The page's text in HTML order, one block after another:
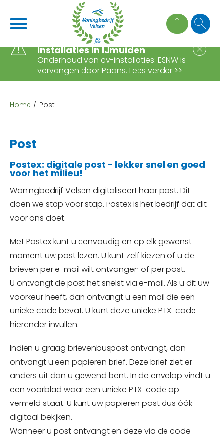
Naar hoofdinhoud
Naar hoofdnavigatiemenu
Naar zoeken
Naar de homepage
Ga naar Hoofd
Wijziging onderhoud cv-
installaties in IJmuiden
Onderhoud van cv-installaties: ESNW is
vervangen door Paans. Lees verder >>
Home Post
Post
Postex: digitale post - lekker snel en goed
voor het milieu!
Woningbedrijf Velsen digitaliseert haar post. Dit
doen we stap voor stap. Postex is het bedrijf dat dit
voor ons doet.
Met Postex kunt u eenvoudig en op elk gewenst
moment uw post lezen. U kunt zelf kiezen of u de
brieven per e-mail wilt ontvangen of per post.
U ontvangt de post het snelst via e-mail. Als u dit uw
voorkeur heeft, dan ontvangt u een mail die een
unieke code bevat. U kunt deze unieke PTX-code
hieronder invullen.
Indien u graag brievenbuspost ontvangt, dan
ontvangt u een papieren brief. Deze brief ziet er
anders uit dan u gewend bent. In de envelop vindt u
een voorblad waar een unieke PTX-code op
vermeld staat. U kunt uw papieren post dus óók
digitaal bekijken.
Wanneer u post ontvangt en deze via de code